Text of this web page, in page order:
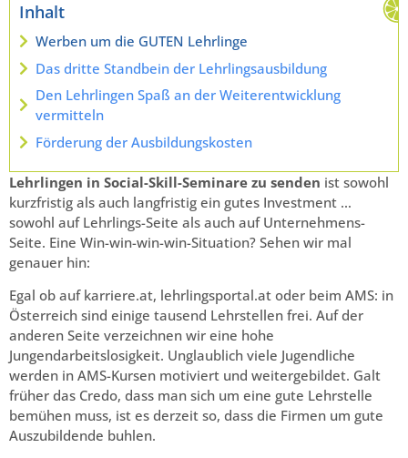
Inhalt
Werben um die GUTEN Lehrlinge
Das dritte Standbein der Lehrlingsausbildung
Den Lehrlingen Spaß an der Weiterentwicklung
vermitteln
Förderung der Ausbildungskosten
Lehrlingen in Social-Skill-Seminare zu senden ist sowohl
kurzfristig als auch langfristig ein gutes Investment …
sowohl auf Lehrlings-Seite als auch auf Unternehmens-
Seite. Eine Win-win-win-win-Situation? Sehen wir mal
genauer hin:
Egal ob auf karriere.at, lehrlingsportal.at oder beim AMS: in
Österreich sind einige tausend Lehrstellen frei. Auf der
anderen Seite verzeichnen wir eine hohe
Jungendarbeitslosigkeit. Unglaublich viele Jugendliche
werden in AMS-Kursen motiviert und weitergebildet. Galt
früher das Credo, dass man sich um eine gute Lehrstelle
bemühen muss, ist es derzeit so, dass die Firmen um gute
Auszubildende buhlen.